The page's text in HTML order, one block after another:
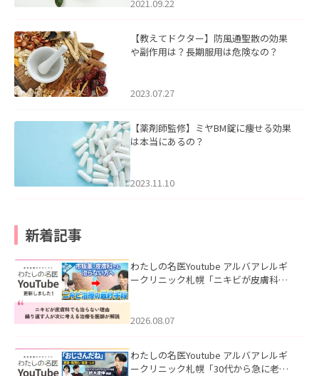
2021.09.22
【教えてドクター】防風通聖散の効果
や副作用は？長期服用は危険なの？
2023.07.27
【薬剤師監修】ミヤBM錠に痩せる効果
は本当にあるの？
2023.11.10
新着記事
わたしの名医Youtube アルバアレルギ
ークリニック札幌「ニキビが皮膚科で
ました。
2026.08.07
わたしの名医Youtube アルバアレルギ
ークリニック札幌「30代から急に老け